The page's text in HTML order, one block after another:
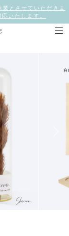
とさせていただきま
いたします。